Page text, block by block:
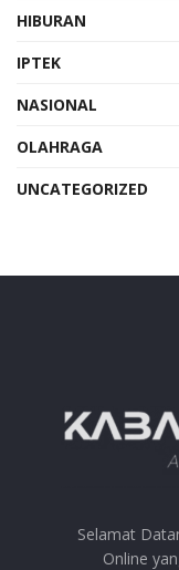
HIBURAN
IPTEK
NASIONAL
OLAHRAGA
UNCATEGORIZED
Selamat
Online